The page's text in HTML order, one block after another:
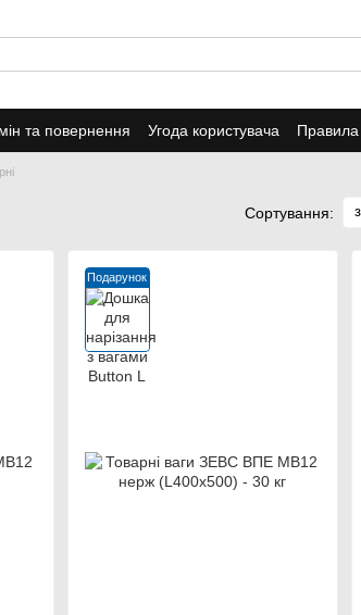
та повернення Угода користувача Правила
Сортування:
Подарунок